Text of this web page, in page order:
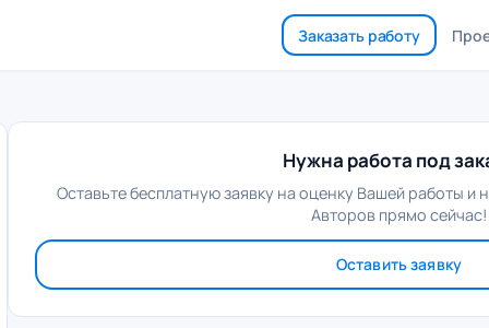
Заказать работу
Нужна работа под
Оставьте бесплатную заявку на оценку Вашей работы и
Авторов прямо сейчас!
Оставить заявку